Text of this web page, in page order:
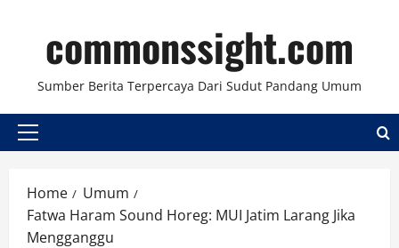
contentcommonssight.com
Sumber Berita Terpercaya Dari Sudut Pandang Umum
Primary
Home
Umum
Fatwa Haram Sound Horeg: MUI Jatim Larang Jika
Mengganggu